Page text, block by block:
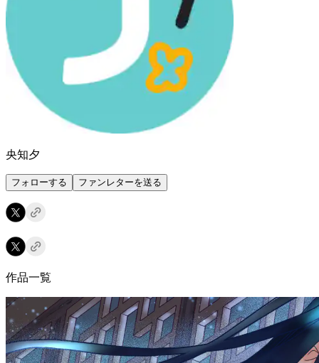
央知夕
フォローする ファンレターを送る
作品一覧